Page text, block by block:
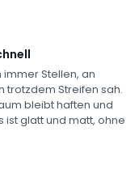
Stellen, an
trotzdem Streifen sah.
bleibt haften und
ist glatt und matt, ohne